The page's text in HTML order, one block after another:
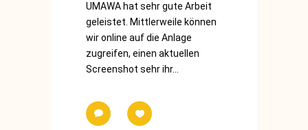
UMAWA hat sehr gute Arbeit
geleistet. Mittlerweile können
wir online auf die Anlage
zugreifen, einen aktuellen
Screenshot sehr ihr...